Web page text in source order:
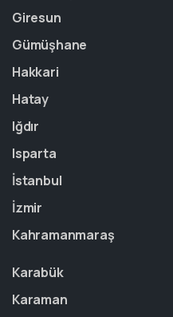
Giresun
Gümüşhane
Hakkari
Hatay
Iğdır
Isparta
İstanbul
İzmir
Kahramanmaraş
Karabük
Karaman